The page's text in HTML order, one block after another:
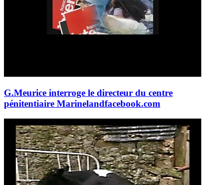
G.Meurice interroge le directeur du centre
pénitentiaire Marinelandfacebook.com